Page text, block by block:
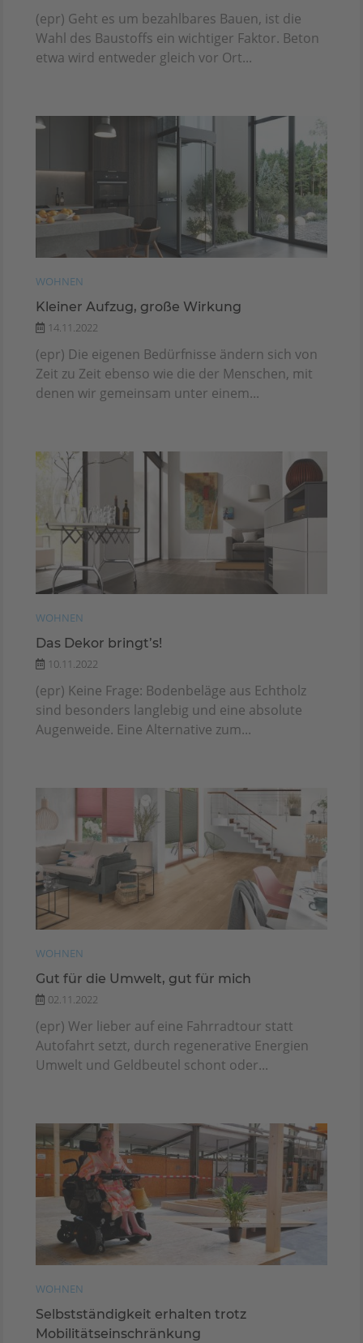
(epr) Geht es um bezahlbares Bauen, ist die
Wahl des Baustoffs ein wichtiger Faktor. Beton
etwa wird entweder gleich vor Ort...
WOHNEN
Kleiner Aufzug, große Wirkung
14.11.2022
(epr) Die eigenen Bedürfnisse ändern sich von
Zeit zu Zeit ebenso wie die der Menschen, mit
denen wir gemeinsam unter einem...
WOHNEN
Das Dekor bringt’s!
10.11.2022
(epr) Keine Frage: Bodenbeläge aus Echtholz
sind besonders langlebig und eine absolute
Augenweide. Eine Alternative zum...
WOHNEN
Gut für die Umwelt, gut für mich
02.11.2022
(epr) Wer lieber auf eine Fahrradtour statt
Autofahrt setzt, durch regenerative Energien
Umwelt und Geldbeutel schont oder...
WOHNEN
Selbstständigkeit erhalten trotz
Mobilitätseinschränkung